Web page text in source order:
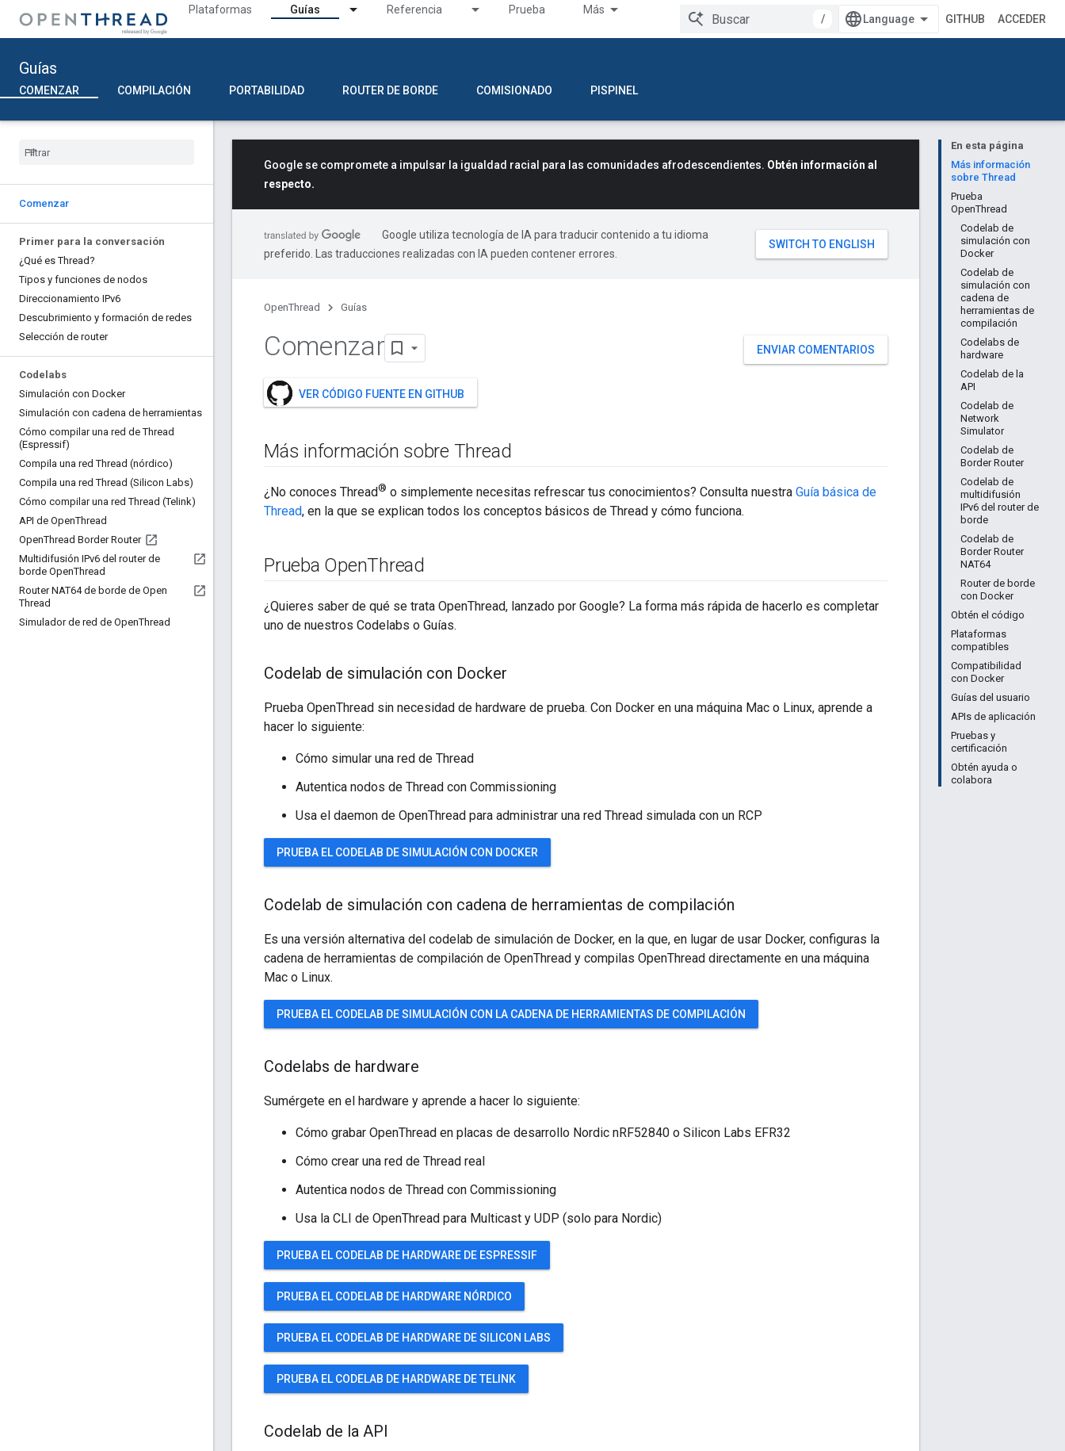
Plataformas Guías Referencia Prueba Más
/ GITHUB ACCEDER
Guías
COMENZAR COMPILACIÓN PORTABILIDAD ROUTER DE BORDE COMISIONADO PISPINEL
Comenzar
Primer para la conversación
¿Qué es Thread?
Tipos y funciones de nodos
Direccionamiento IPv6
Descubrimiento y formación de redes
Selección de router
Codelabs
Simulación con Docker
Simulación con cadena de herramientas
Cómo compilar una red de Thread
(Espressif)
Compila una red Thread (nórdico)
Compila una red Thread (Silicon Labs)
Cómo compilar una red Thread (Telink)
API de OpenThread
OpenThread Border Router
Multidifusión IPv6 del router de
borde OpenThread
Router NAT64 de borde de Open
Thread
Simulador de red de OpenThread
En esta página
Más información
sobre Thread
Prueba
OpenThread
Codelab de
simulación con
Docker
Codelab de
simulación con
cadena de
herramientas de
compilación
Codelabs de
hardware
Codelab de la
API
Codelab de
Network
Simulator
Codelab de
Border Router
Codelab de
multidifusión
IPv6 del router de
borde
Codelab de
Border Router
NAT64
Router de borde
con Docker
Obtén el código
Plataformas
compatibles
Compatibilidad
con Docker
Guías del usuario
APIs de aplicación
Pruebas y
certificación
Obtén ayuda o
colabora
Google se compromete a impulsar la igualdad racial para las comunidades afrodescendientes. Obtén información al
respecto.
Google utiliza tecnología de IA para traducir contenido a tu idioma
preferido. Las traducciones realizadas con IA pueden contener errores.
OpenThread Guías
ENVIAR COMENTARIOS
Comenzar
VER CÓDIGO FUENTE EN GITHUB
Más información sobre Thread
¿No conoces Thread® o simplemente necesitas refrescar tus conocimientos? Consulta nuestra Guía básica de
Thread, en la que se explican todos los conceptos básicos de Thread y cómo funciona.
Prueba OpenThread
¿Quieres saber de qué se trata OpenThread, lanzado por Google? La forma más rápida de hacerlo es completar
uno de nuestros Codelabs o Guías.
Codelab de simulación con Docker
Prueba OpenThread sin necesidad de hardware de prueba. Con Docker en una máquina Mac o Linux, aprende a
hacer lo siguiente:
Cómo simular una red de Thread
Autentica nodos de Thread con Commissioning
Usa el daemon de OpenThread para administrar una red Thread simulada con un RCP
PRUEBA EL CODELAB DE SIMULACIÓN CON DOCKER
Codelab de simulación con cadena de herramientas de compilación
Es una versión alternativa del codelab de simulación de Docker, en la que, en lugar de usar Docker, configuras la
cadena de herramientas de compilación de OpenThread y compilas OpenThread directamente en una máquina
Mac o Linux.
PRUEBA EL CODELAB DE SIMULACIÓN CON LA CADENA DE HERRAMIENTAS DE COMPILACIÓN
Codelabs de hardware
Sumérgete en el hardware y aprende a hacer lo siguiente:
Cómo grabar OpenThread en placas de desarrollo Nordic nRF52840 o Silicon Labs EFR32
Cómo crear una red de Thread real
Autentica nodos de Thread con Commissioning
Usa la CLI de OpenThread para Multicast y UDP (solo para Nordic)
PRUEBA EL CODELAB DE HARDWARE DE ESPRESSIF
PRUEBA EL CODELAB DE HARDWARE NÓRDICO
PRUEBA EL CODELAB DE HARDWARE DE SILICON LABS
PRUEBA EL CODELAB DE HARDWARE DE TELINK
Codelab de la API